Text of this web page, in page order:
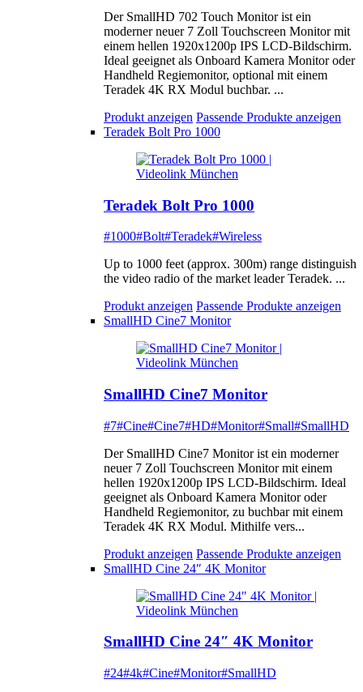
Der SmallHD 702 Touch Monitor ist ein
moderner neuer 7 Zoll Touchscreen Monitor mit
einem hellen 1920x1200p IPS LCD-Bildschirm.
Ideal geeignet als Onboard Kamera Monitor oder
Handheld Regiemonitor, optional mit einem
Teradek 4K RX Modul buchbar. ...
Produkt anzeigen Passende Produkte anzeigen
Teradek Bolt Pro 1000
Teradek Bolt Pro 1000
#1000#Bolt#Teradek#Wireless
Up to 1000 feet (approx. 300m) range distinguish
the video radio of the market leader Teradek. ...
Produkt anzeigen Passende Produkte anzeigen
SmallHD Cine7 Monitor
SmallHD Cine7 Monitor
#7#Cine#Cine7#HD#Monitor#Small#SmallHD
Der SmallHD Cine7 Monitor ist ein moderner
neuer 7 Zoll Touchscreen Monitor mit einem
hellen 1920x1200p IPS LCD-Bildschirm. Ideal
geeignet als Onboard Kamera Monitor oder
Handheld Regiemonitor, zu buchbar mit einem
Teradek 4K RX Modul. Mithilfe vers...
Produkt anzeigen Passende Produkte anzeigen
SmallHD Cine 24″ 4K Monitor
SmallHD Cine 24″ 4K Monitor
#24#4k#Cine#Monitor#SmallHD